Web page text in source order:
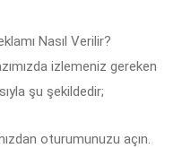
Nasıl Verilir?
izlemeniz gereken
şu şekildedir;
oturumunuzu açın.